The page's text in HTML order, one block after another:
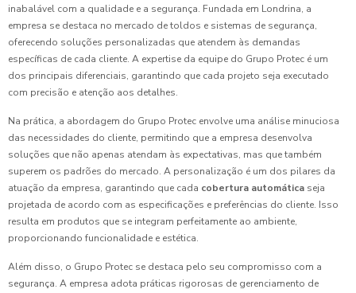
inabalável com a qualidade e a segurança. Fundada em Londrina, a
empresa se destaca no mercado de toldos e sistemas de segurança,
oferecendo soluções personalizadas que atendem às demandas
específicas de cada cliente. A expertise da equipe do Grupo Protec é um
dos principais diferenciais, garantindo que cada projeto seja executado
com precisão e atenção aos detalhes.
Na prática, a abordagem do Grupo Protec envolve uma análise minuciosa
das necessidades do cliente, permitindo que a empresa desenvolva
soluções que não apenas atendam às expectativas, mas que também
superem os padrões do mercado. A personalização é um dos pilares da
atuação da empresa, garantindo que cada cobertura automática seja
projetada de acordo com as especificações e preferências do cliente. Isso
resulta em produtos que se integram perfeitamente ao ambiente,
proporcionando funcionalidade e estética.
Além disso, o Grupo Protec se destaca pelo seu compromisso com a
segurança. A empresa adota práticas rigorosas de gerenciamento de